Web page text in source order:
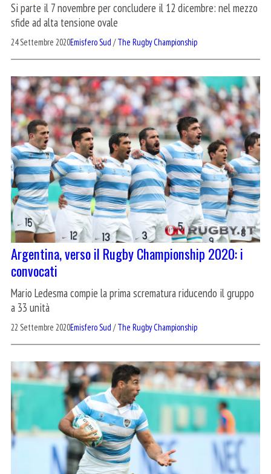
Si parte il 7 novembre per concludere il 12 dicembre: nel mezzo
sfide ad alta tensione ovale
24 Settembre 2020Emisfero Sud /The Rugby Championship
Argentina, verso il Rugby Championship 2020: i
convocati
Mario Ledesma compie la prima scrematura riducendo il gruppo
a 33 unità
22 Settembre 2020Emisfero Sud /The Rugby Championship